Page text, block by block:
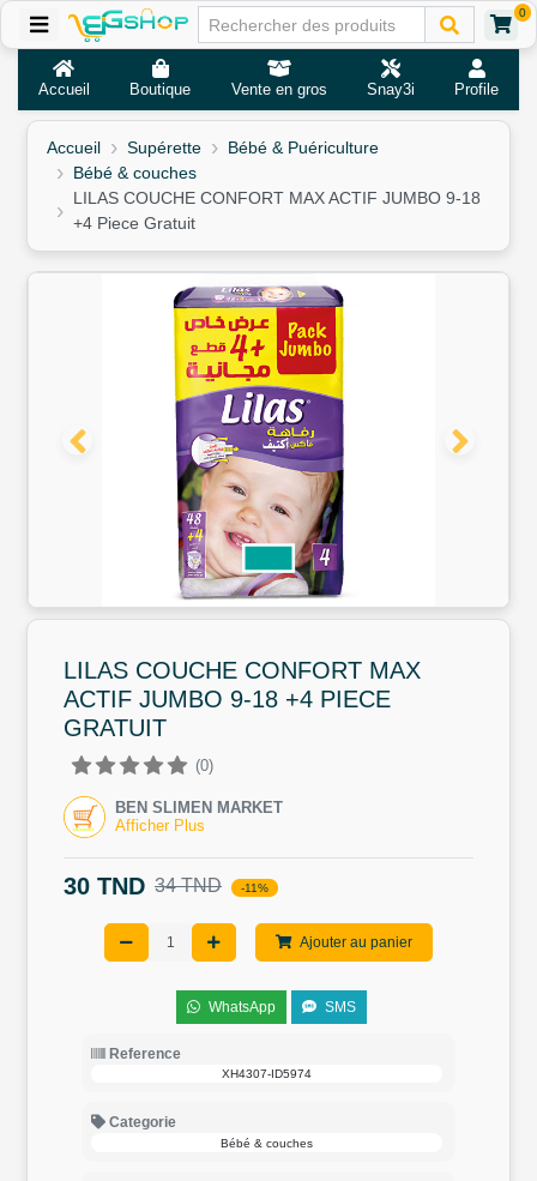
0
Accueil Boutique Vente en gros Snay3i Profile
Accueil Supérette
Bébé & Puériculture
Bébé & couches
LILAS COUCHE CONFORT MAX ACTIF JUMBO 9-18
+4 Piece Gratuit
LILAS COUCHE CONFORT MAX
ACTIF JUMBO 9-18 +4 PIECE
GRATUIT
(0)
BEN SLIMEN MARKET
Afficher Plus
30 TND 34 TND -11%
Ajouter au panier
WhatsApp SMS
Reference
XH4307-ID5974
Categorie
Bébé & couches